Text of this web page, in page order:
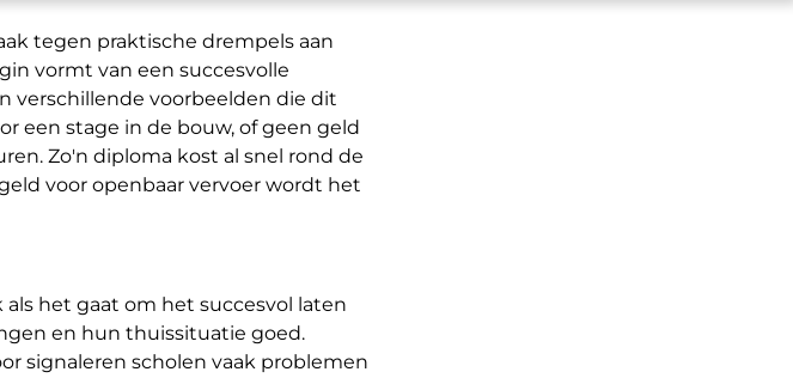
tegen praktische drempels aan
vormt van een succesvolle
verschillende voorbeelden die dit
een stage in de bouw, of geen geld
Zo'n diploma kost al snel rond de
voor openbaar vervoer wordt het
het gaat om het succesvol laten
en hun thuissituatie goed.
signaleren scholen vaak problemen